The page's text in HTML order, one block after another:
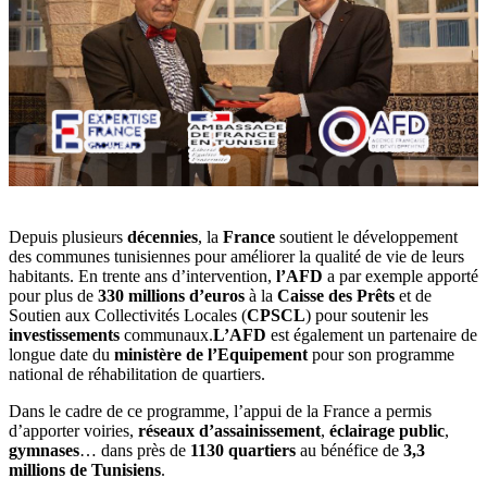
Depuis plusieurs décennies, la France soutient le développement
des communes tunisiennes pour améliorer la qualité de vie de leurs
habitants. En trente ans d’intervention, l’AFD a par exemple apporté
pour plus de 330 millions d’euros à la Caisse des Prêts et de
Soutien aux Collectivités Locales (CPSCL) pour soutenir les
investissements communaux.L’AFD est également un partenaire de
longue date du ministère de l’Equipement pour son programme
national de réhabilitation de quartiers.
Dans le cadre de ce programme, l’appui de la France a permis
d’apporter voiries, réseaux d’assainissement, éclairage public,
gymnases… dans près de 1130 quartiers au bénéfice de 3,3
millions de Tunisiens.